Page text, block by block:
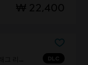
₩ 22,400
DLC